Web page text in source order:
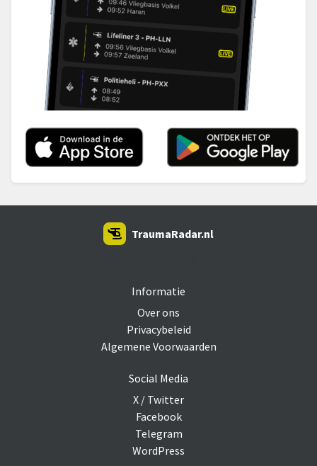
Informatie
Over ons
Privacybeleid
Algemene Voorwaarden
Social Media
X / Twitter
Facebook
Telegram
WordPress
TraumaRadar.nl